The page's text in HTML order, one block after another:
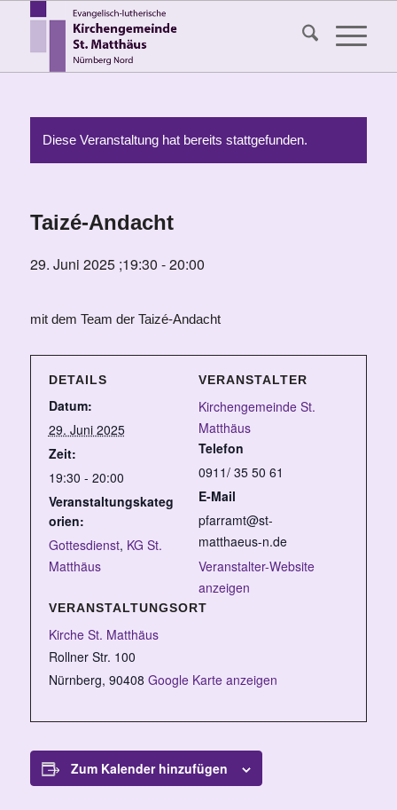
Diese Veranstaltung hat bereits stattgefunden.
Taizé-Andacht
29. Juni 2025 ;19:30 -20:00
mit dem Team der Taizé-Andacht
DETAILS
Datum:
29. Juni 2025
Zeit:
19:30 - 20:00
Veranstaltungskateg
orien:
Gottesdienst, KG St.
Matthäus
VERANSTALTUNGSORT
Kirche St. Matthäus
Rollner Str. 100
Nürnberg, 90408 Google Karte anzeigen
VERANSTALTER
Kirchengemeinde St.
Matthäus
Telefon
0911/ 35 50 61
E-Mail
pfarramt@st-
matthaeus-n.de
Veranstalter-Website
anzeigen
Zum Kalender hinzufügen